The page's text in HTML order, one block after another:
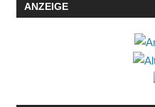
ANZEIGE